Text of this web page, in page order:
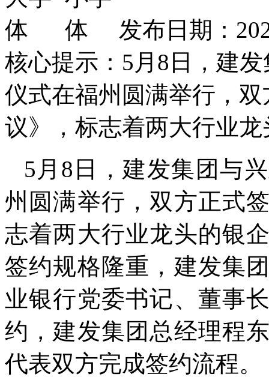
发布日期：
核心提示：5月8日，建
仪式在福州圆满举行，
议》，标志着两大行业
5月8日，建发集团与
州圆满举行，双方正式
志着两大行业龙头的银
签约规格隆重，建发集
业银行党委书记、董事
约，建发集团总经理程
代表双方完成签约流程。